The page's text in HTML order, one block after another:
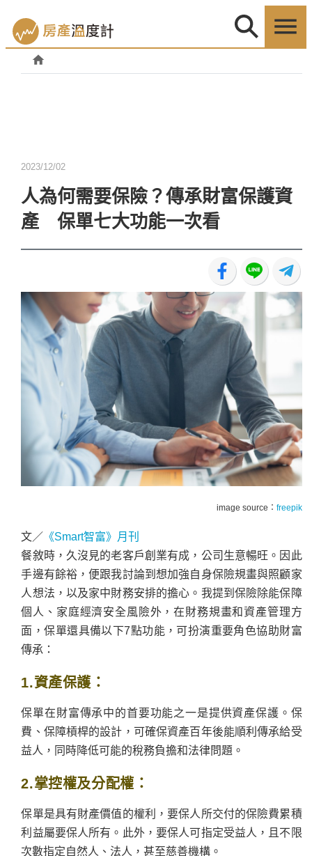
2023/12/02
人為何需要保險？傳承財富保護資
產 保單七大功能一次看
image source： freepik
文／ 《Smart智富》月刊
餐敘時，久沒見的老客戶創業有成，公司生意暢旺。因此
手邊有餘裕，便跟我討論到想加強自身保險規畫與照顧家
人想法，以及家中財務安排的擔心。我提到保險除能保障
個人、家庭經濟安全風險外，在財務規畫和資產管理方
面，保單還具備以下7點功能，可扮演重要角色協助財富
傳承：
1.資產保護：
保單在財富傳承中的首要功能之一是提供資產保護。保
費、保障槓桿的設計，可確保資產百年後能順利傳承給受
益人，同時降低可能的稅務負擔和法律問題。
2.掌控權及分配權：
保單是具有財產價值的權利，要保人所交付的保險費累積
利益屬要保人所有。此外，要保人可指定受益人，且不限
次數指定自然人、法人，甚至慈善機構。